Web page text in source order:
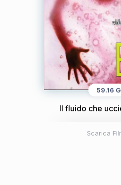
59.16
Il fluido che
Scarica